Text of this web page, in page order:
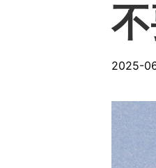
2025-